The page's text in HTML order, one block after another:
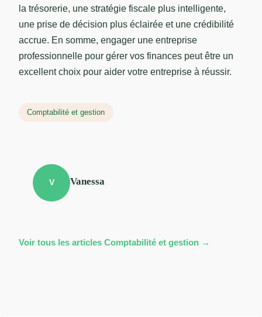
la trésorerie, une stratégie fiscale plus intelligente,
une prise de décision plus éclairée et une crédibilité
accrue. En somme, engager une entreprise
professionnelle pour gérer vos finances peut être un
excellent choix pour aider votre entreprise à réussir.
Comptabilité et gestion
V Vanessa
Voir tous les articles Comptabilité et gestion →